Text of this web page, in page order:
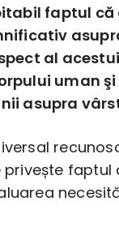
faptul că
al
uman
asupra
faptul